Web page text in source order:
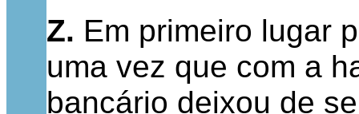
Z. Em primeiro lugar
uma vez que com a
bancário deixou de